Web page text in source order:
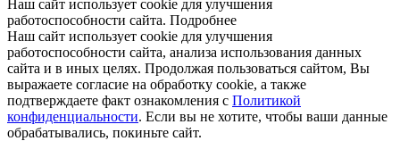
Наш сайт использует cookie для улучшения
работоспособности сайта. Подробнее
Наш сайт использует cookie для улучшения
работоспособности сайта, анализа использования данных
сайта и в иных целях. Продолжая пользоваться сайтом, Вы
выражаете согласие на обработку cookie, а также
подтверждаете факт ознакомления с Политикой
конфиденциальности. Если вы не хотите, чтобы ваши данные
обрабатывались, покиньте сайт.